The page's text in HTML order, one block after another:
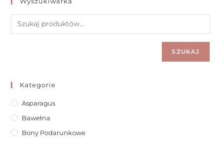
SZUKAJ
Kategorie
Asparagus
Bawełna
Bony Podarunkowe